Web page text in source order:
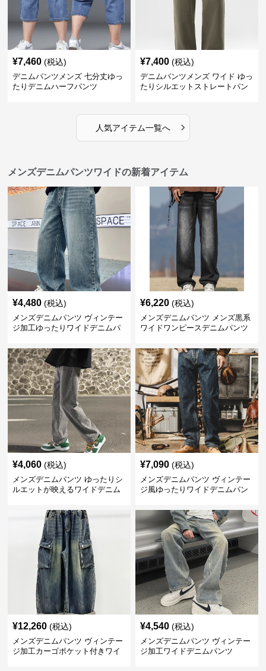
¥7,460 (税込)
デニムパンツメンズ 七分丈ゆっ
たりデニムハーフパンツ
¥7,400 (税込)
デニムパンツメンズ ワイド ゆっ
たりシルエットストレートパン
人気アイテム一覧へ ›
メンズデニムパンツワイドの新着アイテム
¥4,480 (税込)
メンズデニムパンツ ヴィンテー
ジ加工ゆったりワイドデニムパ
¥6,220 (税込)
メンズデニムパンツ メンズ黒系
ワイドワンピースデニムパンツ
¥4,060 (税込)
メンズデニムパンツ ゆったりシ
ルエットが映えるワイドデニム
¥7,090 (税込)
メンズデニムパンツ ヴィンテー
ジ風ゆったりワイドデニムパン
¥12,260 (税込)
メンズデニムパンツ ヴィンテー
ジ加工カーゴポケット付きワイ
¥4,540 (税込)
メンズデニムパンツ ヴィンテー
ジ加工ワイドデニムパンツ